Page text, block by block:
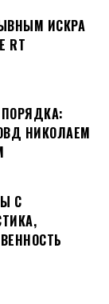
ИСКРА
RT
НИКОЛАЕМ
С